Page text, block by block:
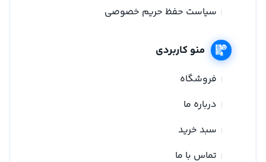
سیاست حفظ حریم خصوصی
منو کاربردی
فروشگاه
درباره ما
سبد خرید
تماس با ما